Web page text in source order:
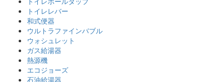
トイレレバー
和式便器
ウルトラファインバブル
ウォシュレット
ガス給湯器
熱源機
エコジョーズ
石油給湯器